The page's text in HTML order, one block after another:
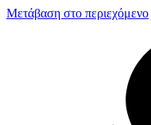
Μετάβαση στο περιεχόμενο